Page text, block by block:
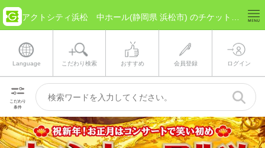
Language こだわり検索 おすすめ 会員登録 ログイン
こだわり
条件